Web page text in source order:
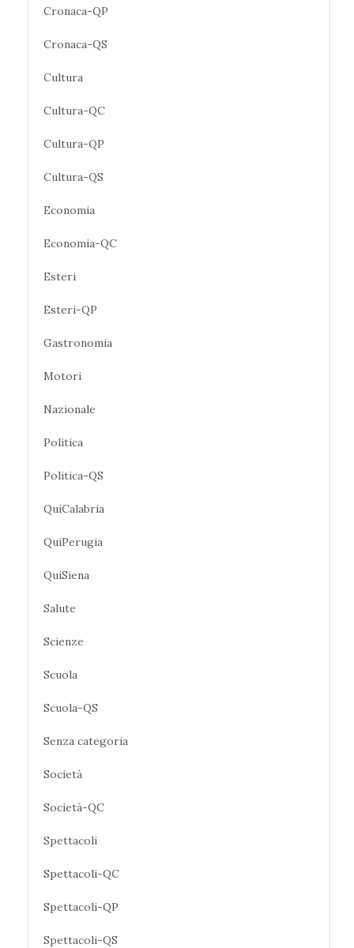
Cronaca-QP
Cronaca-QS
Cultura
Cultura-QC
Cultura-QP
Cultura-QS
Economia
Economia-QC
Esteri
Esteri-QP
Gastronomia
Motori
Nazionale
Politica
Politica-QS
QuiCalabria
QuiPerugia
QuiSiena
Salute
Scienze
Scuola
Scuola-QS
Senza categoria
Società
Società-QC
Spettacoli
Spettacoli-QC
Spettacoli-QP
Spettacoli-QS